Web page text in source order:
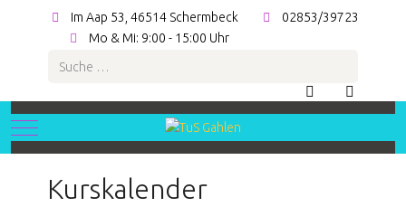
Im Aap 53, 46514 Schermbeck
02853/39723
Mo & Mi: 9:00 - 15:00 Uhr
Suchen
Mobile Menu Toggle
Kurskalender